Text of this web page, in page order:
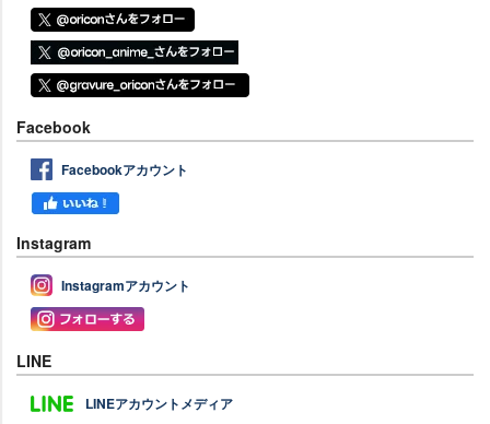
Facebook
Facebookアカウント
Instagram
Instagramアカウント
LINE
LINEアカウントメディア